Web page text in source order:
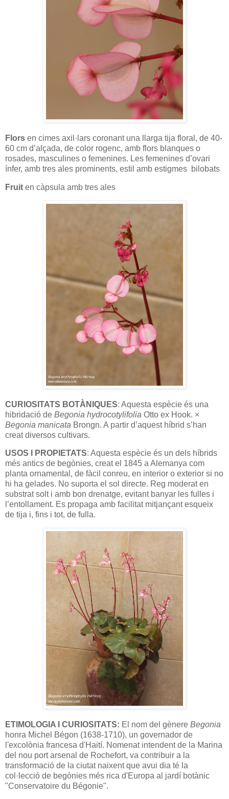
Flors en cimes axil·lars coronant una llarga tija floral, de 40-
60 cm d’alçada, de color rogenc, amb flors blanques o
rosades, masculines o femenines. Les femenines d’ovari
ínfer, amb tres ales prominents, estil amb estigmes bilobats
Fruit en càpsula amb tres ales
CURIOSITATS BOTÀNIQUES: Aquesta espècie és una
hibridació de Begonia hydrocotylifolia Otto ex Hook. ×
Begonia manicata Brongn. A partir d’aquest híbrid s’han
creat diversos cultivars.
USOS I PROPIETATS: Aquesta espècie és un dels híbrids
més antics de begònies, creat el 1845 a Alemanya com
planta ornamental, de fàcil conreu, en interior o exterior si no
hi ha gelades. No suporta el sol directe. Reg moderat en
substrat solt i amb bon drenatge, evitant banyar les fulles i
l’entollament. Es propaga amb facilitat mitjançant esqueix
de tija i, fins i tot, de fulla.
ETIMOLOGIA I CURIOSITATS: El nom del gènere Begonia
honra Michel Bégon (1638-1710), un governador de
l'excolònia francesa d'Haití. Nomenat intendent de la Marina
del nou port arsenal de Rochefort, va contribuir a la
transformació de la ciutat naixent que avui dia té la
col·lecció de begònies més rica d'Europa al jardí botànic
"Conservatoire du Bégonie".